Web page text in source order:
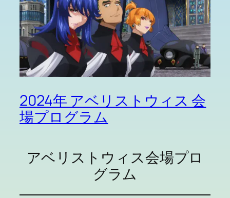
2024年 アベリストウィス 会
場プログラム
アベリストウィス会場プロ
グラム